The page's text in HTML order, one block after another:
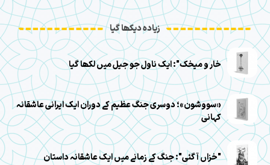
زیادہ دیکھا گیا
خار و میخک": ایک ناول جو جیل میں لکھا گیا
«سووشون»؛ دوسری جنگ عظیم کے دوران ایک ایرانی عاشقانہ
کہانی
"خزاں آ گئی": جنگ کے زمانے میں ایک عاشقانہ داستان